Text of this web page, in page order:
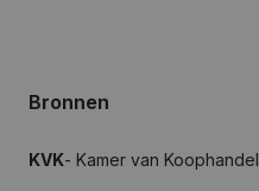
Bronnen
KVK- Kamer van Koophandel